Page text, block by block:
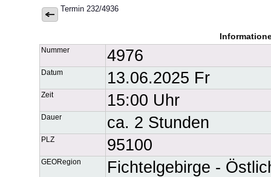
Termin 232/4936
Nummer 4976
Datum 13.06.2025 Fr
Zeit 15:00 Uhr
Dauer ca. 2 Stunden
PLZ 95100
GEORegion Fichtelgebirge -